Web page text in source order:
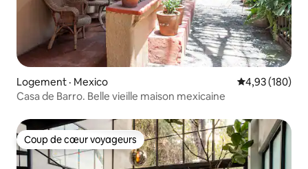
Logement · Mexico Note
4,93 (180)
Casa de Barro. Belle vieille maison mexicaine
Coup de cœur voyageurs
Coup de cœur voyageurs